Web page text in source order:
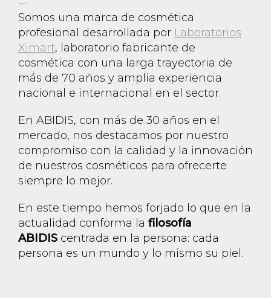
Somos una marca de cosmética
profesional desarrollada por Laboratorios
Ximart, laboratorio fabricante de
cosmética con una larga trayectoria de
más de 70 años y amplia experiencia
nacional e internacional en el sector.
En ABIDIS, con más de 30 años en el
mercado, nos destacamos por nuestro
compromiso con la calidad y la innovación
de nuestros cosméticos para ofrecerte
siempre lo mejor.
En este tiempo hemos forjado lo que en la
actualidad conforma la filosofía
ABIDIS centrada en la persona: cada
persona es un mundo y lo mismo su piel.